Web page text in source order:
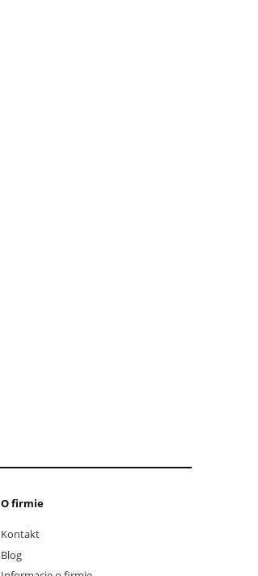
O firmie
Kontakt
Blog